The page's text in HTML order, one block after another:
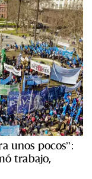
unos pocos”:
trabajo,